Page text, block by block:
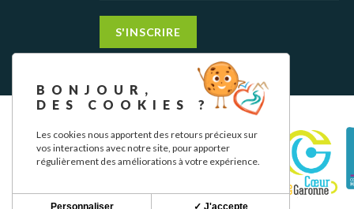
S'INSCRIRE
BONJOUR,
DES COOKIES ?
Les cookies nous apportent des retours précieux sur
vos interactions avec notre site, pour apporter
régulièrement des améliorations à votre expérience.
✓ J'accepte
Personnaliser